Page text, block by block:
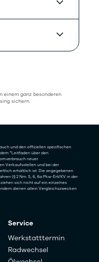
einem ganz besonderen
sichern.
und den offiziellen spezifischen
"Leitfaden über den
neuer
Verkaufsstellen und bei der
erhältlich ist. Die angegebenen
(§ 2 Nrn. 5, 6, 6a Pkw-EnVKV in der
sich nicht auf ein einzelnes
dienen allein Vergleichszwecken
Service
Werkstatttermin
Radwechsel